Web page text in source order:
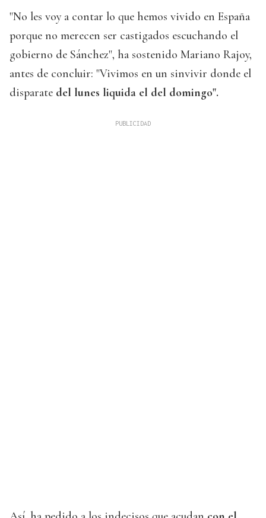
"No les voy a contar lo que hemos vivido en España
porque no merecen ser castigados escuchando el
gobierno de Sánchez", ha sostenido Mariano Rajoy,
antes de concluir: "Vivimos en un sinvivir donde el
disparate del lunes liquida el del domingo".